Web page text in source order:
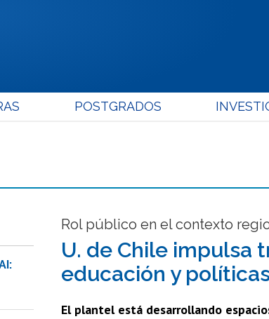
POSTGRADOS
Rol público en el contexto
U. de Chile impulsa
educación y
El plantel está desarrollando